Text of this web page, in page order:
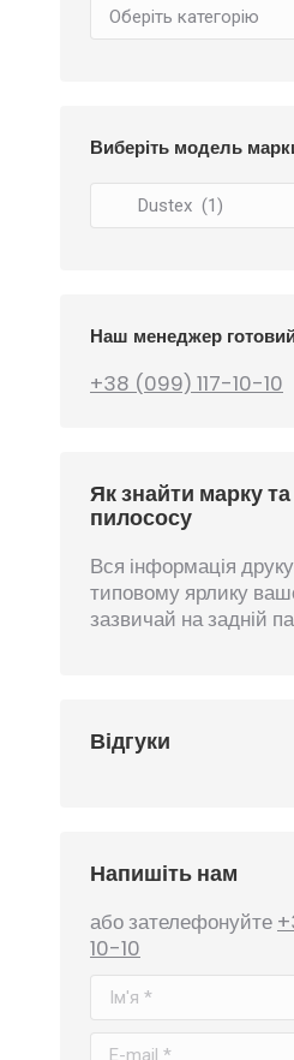
Виберіть модель
Наш менеджер
+38 (099) 117-10-10
Як знайти марку
пилососу
Вся інформація
типовому ярлику
зазвичай на задній
Відгуки
Напишіть нам
або зателефонуйте
10-10
Ім'я *
E-mail *